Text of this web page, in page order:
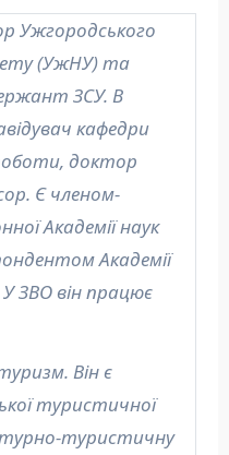
Ужгородського
(УжНУ) та
ЗСУ. В
кафедри
роботи, доктор
Є членом-
Академії наук
Академії
ЗВО він працює
Він є
туристичної
туристичну